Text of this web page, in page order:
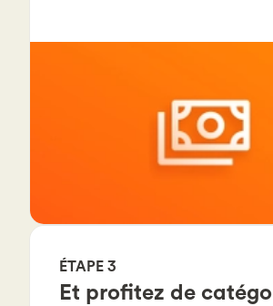
ÉTAPE 3
Et profitez de